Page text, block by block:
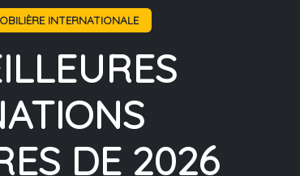
INTERNATIONALE
DE 2026